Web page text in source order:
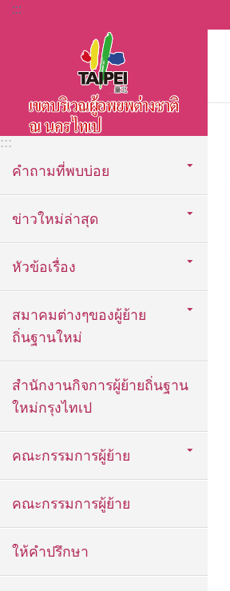
ข้ามไปที่บล็อกเนื้อหาหลัก
:::
:::
คำถามที่พบบ่อย
ข่าวใหม่ล่าสุด
หัวข้อเรื่อง
สมาคมต่างๆของผู้ย้าย
ถิ่นฐานใหม่
สำนักงานกิจการผู้ย้ายถิ่นฐาน
ใหม่กรุงไทเป
คณะกรรมการผู้ย้าย
คณะกรรมการผู้ย้าย
ให้คำปรึกษา